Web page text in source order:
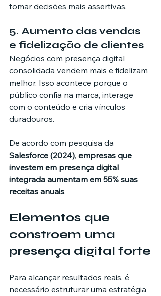
tomar decisões mais assertivas.
5. Aumento das vendas
e fidelização de clientes
Negócios com presença digital
consolidada vendem mais e fidelizam
melhor. Isso acontece porque o
público confia na marca, interage
com o conteúdo e cria vínculos
duradouros.
De acordo com pesquisa da
Salesforce (2024), empresas que
investem em presença digital
integrada aumentam em 55% suas
receitas anuais.
Elementos que
constroem uma
presença digital forte
Para alcançar resultados reais, é
necessário estruturar uma estratégia